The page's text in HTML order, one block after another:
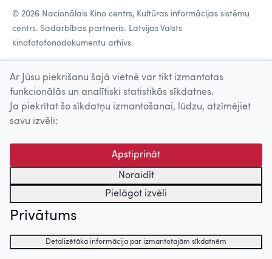
© 2026 Nacionālais Kino centrs, Kultūras informācijas sistēmu
centrs. Sadarbības partneris: Latvijas Valsts
kinofotofonodokumentu arhīvs.
Ar Jūsu piekrišanu šajā vietnē var tikt izmantotas
funkcionālās un analītiski statistikās sīkdatnes.
Ja piekrītat šo sīkdatņu izmantošanai, lūdzu, atzīmējiet
savu izvēli:
Apstiprināt
Noraidīt
Pielāgot izvēli
Privātums
Detalizētāka informācija par izmantotajām sīkdatnēm